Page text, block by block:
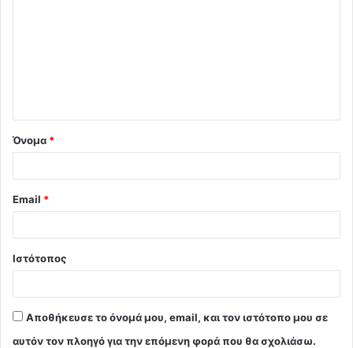
*
Όνομα *
Email *
Ιστότοπος
Αποθήκευσε το όνομά μου, email, και τον ιστότοπο μου σε
αυτόν τον πλοηγό για την επόμενη φορά που θα σχολιάσω.